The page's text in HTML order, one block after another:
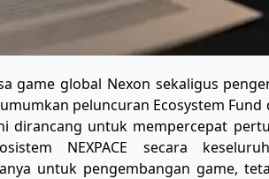
game global Nexon sekaligus
peluncuran Ecosystem Fund
dirancang untuk mempercepat
NEXPACE secara
untuk pengembangan game,